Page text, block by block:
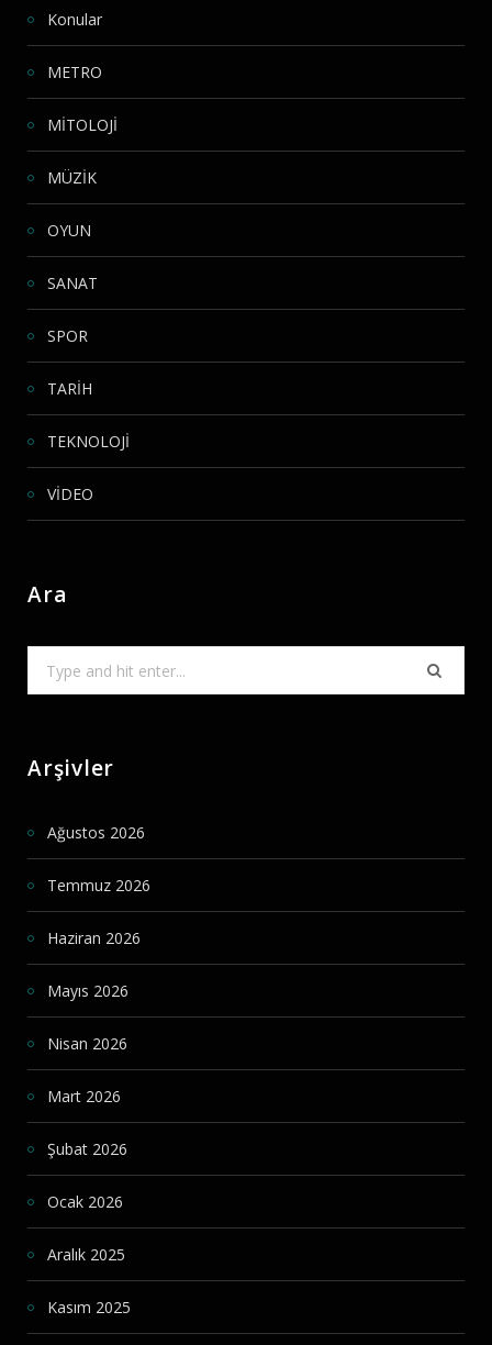
Konular
METRO
MİTOLOJİ
MÜZİK
OYUN
SANAT
SPOR
TARİH
TEKNOLOJİ
VİDEO
Ara
Arşivler
Ağustos 2026
Temmuz 2026
Haziran 2026
Mayıs 2026
Nisan 2026
Mart 2026
Şubat 2026
Ocak 2026
Aralık 2025
Kasım 2025